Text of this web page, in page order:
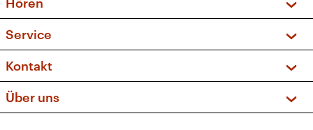
Sendungen und Podcasts
Musikliste
Kakadu – Das Kinderprogramm
Frequenzen (UKW + DAB+)
Service
FAQ
Apps
Newsletter
Kontakt
Social Media
Über uns